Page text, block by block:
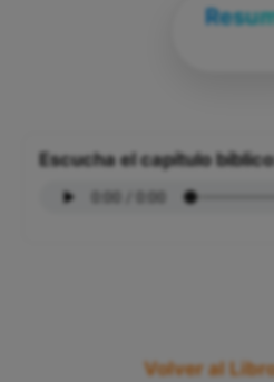
Escucha el capítulo
Volver al